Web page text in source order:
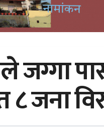
जग्गा
जना